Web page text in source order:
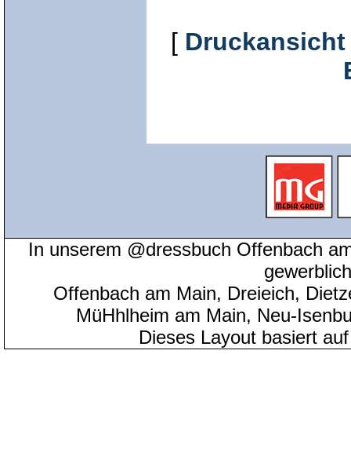
[ Druckansicht
In unserem @dressbuch Offenbach
Offenbach am Main, Dreieich,
MüHhlheim am Main, Neu-
Dieses Layout basiert